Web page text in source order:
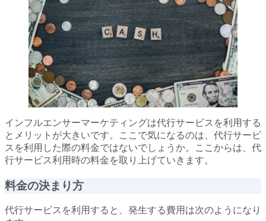
インフルエンサーマーケティングは代行サービスを利用する
とメリットが大きいです。ここで気になるのは、代行サービ
スを利用した際の料金ではないでしょうか。ここからは、代
行サービス利用時の料金を取り上げていきます。
料金の決まり方
代行サービスを利用すると、発生する費用は次のようになり